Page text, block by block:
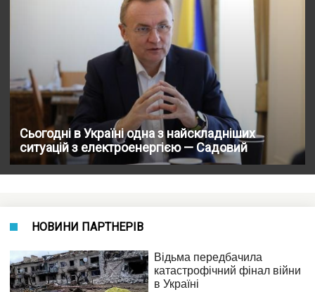
Сьогодні в Україні одна з найскладніших
ситуацій з електроенергією — Садовий
НОВИНИ ПАРТНЕРІВ